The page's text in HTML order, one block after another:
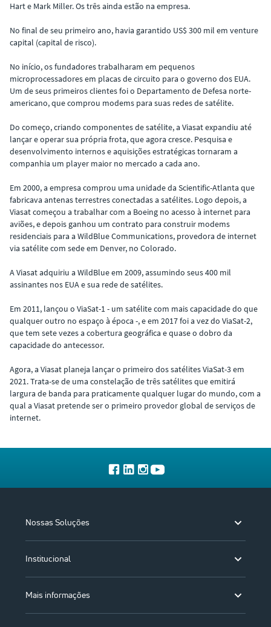
Hart e Mark Miller. Os três ainda estão na empresa.
No final de seu primeiro ano, havia garantido US$ 300 mil em venture
capital (capital de risco).
No início, os fundadores trabalharam em pequenos
microprocessadores em placas de circuito para o governo dos EUA.
Um de seus primeiros clientes foi o Departamento de Defesa norte-
americano, que comprou modems para suas redes de satélite.
Do começo, criando componentes de satélite, a Viasat expandiu até
lançar e operar sua própria frota, que agora cresce. Pesquisa e
desenvolvimento internos e aquisições estratégicas tornaram a
companhia um player maior no mercado a cada ano.
Em 2000, a empresa comprou uma unidade da Scientific-Atlanta que
fabricava antenas terrestres conectadas a satélites. Logo depois, a
Viasat começou a trabalhar com a Boeing no acesso à internet para
aviões, e depois ganhou um contrato para construir modems
residenciais para a WildBlue Communications, provedora de internet
via satélite com sede em Denver, no Colorado.
A Viasat adquiriu a WildBlue em 2009, assumindo seus 400 mil
assinantes nos EUA e sua rede de satélites.
Em 2011, lançou o ViaSat-1 - um satélite com mais capacidade do que
qualquer outro no espaço à época -, e em 2017 foi a vez do ViaSat-2,
que tem sete vezes a cobertura geográfica e quase o dobro da
capacidade do antecessor.
Agora, a Viasat planeja lançar o primeiro dos satélites ViaSat-3 em
2021. Trata-se de uma constelação de três satélites que emitirá
largura de banda para praticamente qualquer lugar do mundo, com a
qual a Viasat pretende ser o primeiro provedor global de serviços de
internet.
Nossas Soluções
Institucional
Mais informações